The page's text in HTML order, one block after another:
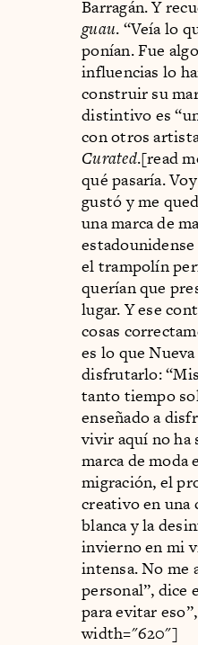
Barragán. Y
guau. “Veía lo
ponían. Fue
influencias lo
construir su
distintivo es
con otros
Curated.[read
qué pasaría.
gustó y me
una marca de
el trampolín
querían que
lugar. Y ese
cosas
es lo que
disfrutarlo:
tanto tiempo
enseñado a
vivir aquí no ha
marca de moda
migración, el
creativo en una
blanca y la
invierno en mi
intensa. No me
personal”, dice
para evitar
width="620"]